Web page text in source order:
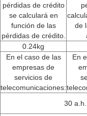
pérdidas de crédito
se calculará en
función de las
pérdidas de crédito.
de
0.24kg
En el caso de las
empresas de
servicios de
telecomunicaciones:
En
30